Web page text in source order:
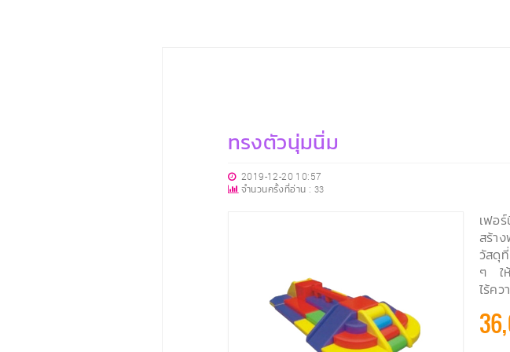
ทรงตัวนุ่มนิ่ม
2019-12-20 10:57
จำนวนครั้งที่อ่าน : 33
เฟอ
สร้า
วัสดุ
ๆ ให้
ไร้ค